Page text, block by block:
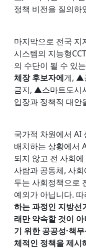
정책 비전을 질의하
마지막으로 전국 지
시스템의 지능형
의 수단이 될 수 있
체장 후보자에게, ▲
금지, ▲스마트도시
입장과 정책적 대안
국가적 차원에서 AI
배치하는 상황에서
되지 않고 전 사회
사람과 공동체, 사
두는 사회정책으로
예외가 아닙니다. 따
하는 과정인 지방선
래만 약속할 것이
기 위한 공공성·책
체적인 정책을 제시